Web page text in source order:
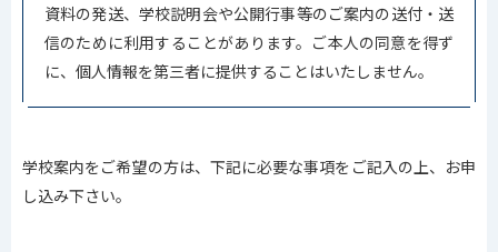
資料の発送、学校説明会や公開行事等のご案内の送付・送
信のために利用することがあります。ご本人の同意を得ず
に、個人情報を第三者に提供することはいたしません。
学校案内をご希望の方は、下記に必要な事項をご記入の上、お申
し込み下さい。